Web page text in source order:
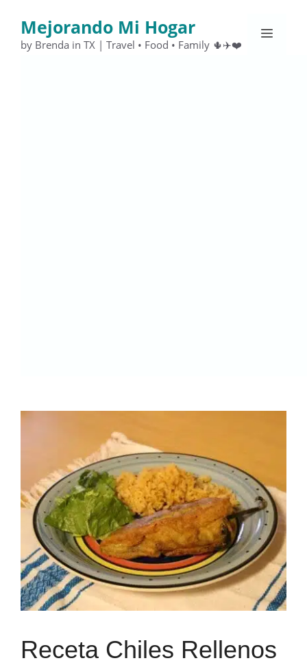
contenido
Mejorando Mi Hogar
by Brenda in TX | Travel • Food • Family 🌵✈️❤️
Menú
Receta Chiles Rellenos